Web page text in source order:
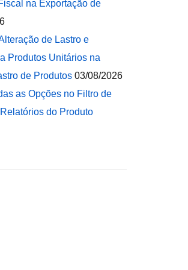
na Exportação de
de Lastro e
Produtos Unitários na
de Produtos 03/08/2026
as Opções no Filtro de
do Produto